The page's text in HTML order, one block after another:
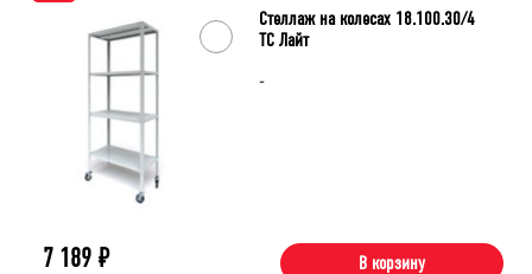
-
Стеллаж на колесах 18.100.30/4
ТС Лайт
7 189 ₽ В корзину